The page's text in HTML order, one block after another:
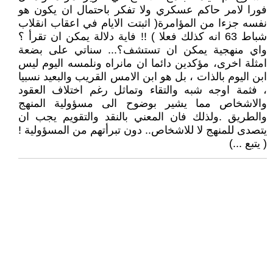
فورا لامر حاكم عسكري ولا تفكر باحتمال ان يكون هو
نفسه جزءا من المؤامرة( اثبتت الايام في اعقاب انقلاب
شباط 63 انه كذلك فعلا ) !! فاية دلالة يمكن ان تقرأ ؟
واي منهجية يمكن ان تستشف؟... سناتي على بضعة
امثلة اخرى، مؤكدين دائما ان مانراه ونلمسه اليوم ليس
ابن اليوم بالذات ، بل هو ابن الامس القريب والبعيد نسبيا
، فثمة اوجه شبه والتقاء وتماثل رغم اختلاف العقود
والاشخاص مما يشير بوضوح الى مسؤولية المنهج
والطريق .ولذلك فان المعني بالنقد والتقويم يجب ان
يتصدى للمنهج لا للاشخاص.. دون تبرأتهم من المسؤولية !
( يتبع ...)